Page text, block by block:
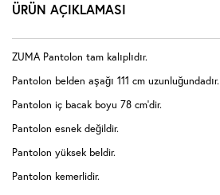
ÜRÜN AÇIKLAMASI
ZUMA Pantolon tam kalıplıdır.
Pantolon belden aşağı 111 cm uzunluğundadır.
Pantolon iç bacak boyu 78 cm'dir.
Pantolon esnek değildir.
Pantolon yüksek beldir.
Pantolon kemerlidir.